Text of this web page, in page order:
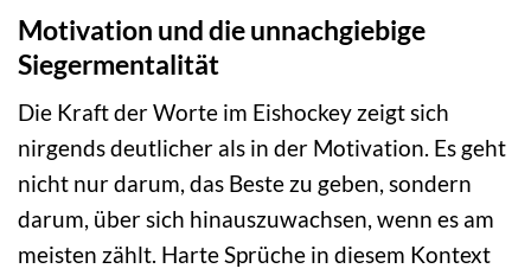
Motivation und die unnachgiebige
Siegermentalität
Die Kraft der Worte im Eishockey zeigt sich
nirgends deutlicher als in der Motivation. Es geht
nicht nur darum, das Beste zu geben, sondern
darum, über sich hinauszuwachsen, wenn es am
meisten zählt. Harte Sprüche in diesem Kontext